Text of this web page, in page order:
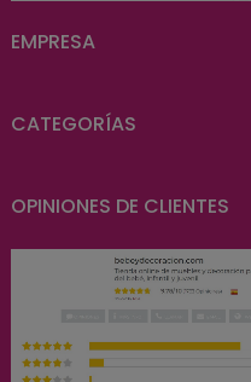
EMPRESA
CATEGORÍAS
OPINIONES DE CLIENTES